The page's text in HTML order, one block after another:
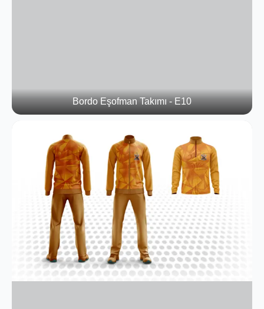
Bordo Eşofman Takımı - E10